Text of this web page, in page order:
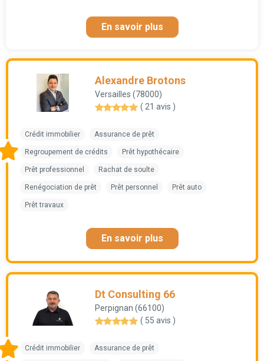
En savoir plus
Alexandre Brotons
Versailles (78000)
( 21 avis )
Crédit immobilier Assurance de prêt
Regroupement de crédits Prêt hypothécaire
Prêt professionnel Rachat de soulte
Renégociation de prêt Prêt personnel Prêt auto
Prêt travaux
En savoir plus
Dt Consulting 66
Perpignan (66100)
( 55 avis )
Crédit immobilier Assurance de prêt